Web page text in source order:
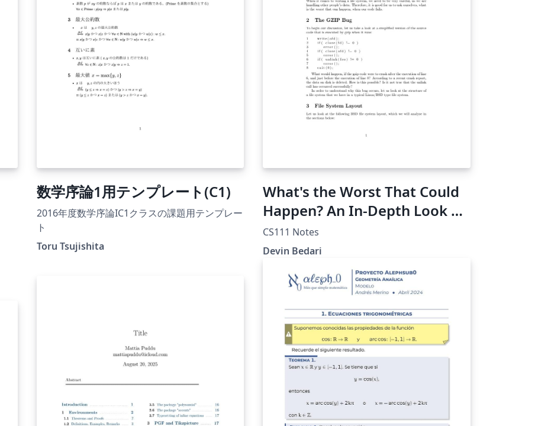
ambos postes.
数学序論1用テンプレート(C1)
2016年度数学序論IC1クラスの課題用テンプレー
ト
Toru Tsujishita
What's the Worst That Could
Happen? An In-Depth Look at
File Systems
CS111 Notes
Devin Bedari